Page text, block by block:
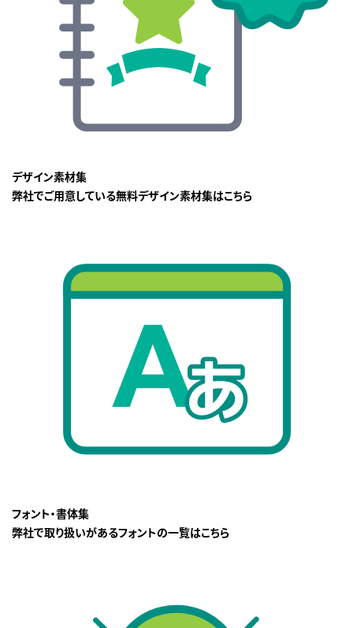
デザイン素材集
弊社でご用意している無料デザイン素材集はこちら
フォント・書体集
弊社で取り扱いがあるフォントの一覧はこちら